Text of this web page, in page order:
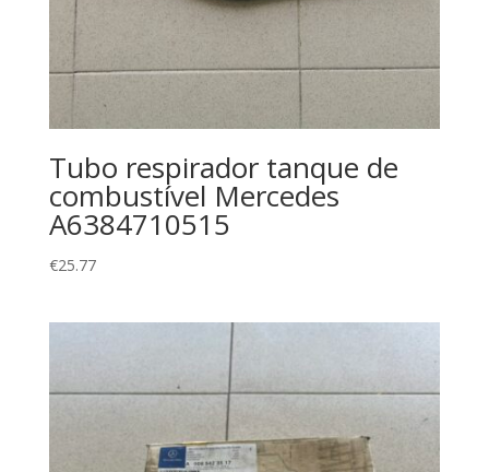
Tubo respirador tanque de
combustível Mercedes
A6384710515
€25.77